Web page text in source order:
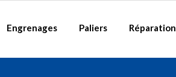
Engrenages Paliers Réparation